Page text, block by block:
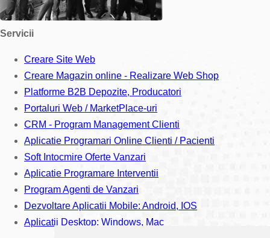
Servicii
Creare Site Web
Creare Magazin online - Realizare Web Shop
Platforme B2B Depozite, Producatori
Portaluri Web / MarketPlace-uri
CRM - Program Management Clienti
Aplicatie Programari Online Clienti / Pacienti
Soft Intocmire Oferte Vanzari
Aplicatie Programare Interventii
Program Agenti de Vanzari
Dezvoltare Aplicatii Mobile: Android, IOS
Aplicatii Desktop: Windows, Mac